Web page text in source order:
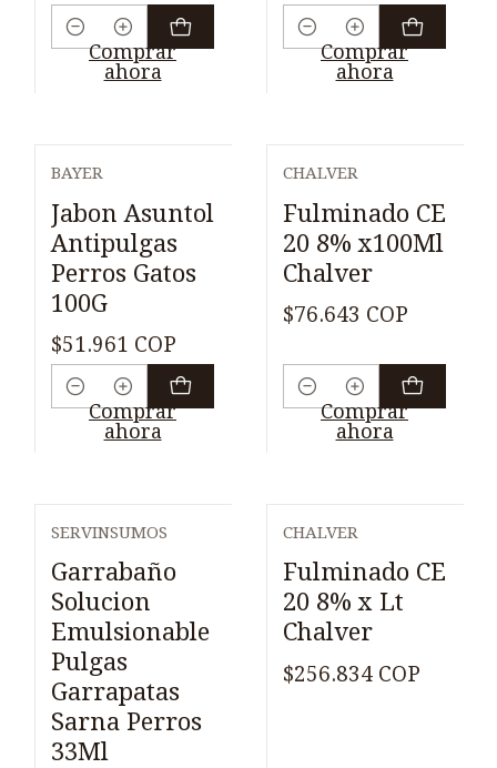
Cantidad
Comprar
ahora
Cantidad
Comprar
ahora
BAYER
Jabon Asuntol
Antipulgas
Perros Gatos
100G
$51.961 COP
Cantidad
Comprar
ahora
CHALVER
Fulminado CE
20 8% x100Ml
Chalver
$76.643 COP
Cantidad
Comprar
ahora
SERVINSUMOS
Garrabaño
Solucion
Emulsionable
Pulgas
Garrapatas
Sarna Perros
33Ml
CHALVER
Fulminado CE
20 8% x Lt
Chalver
$256.834 COP